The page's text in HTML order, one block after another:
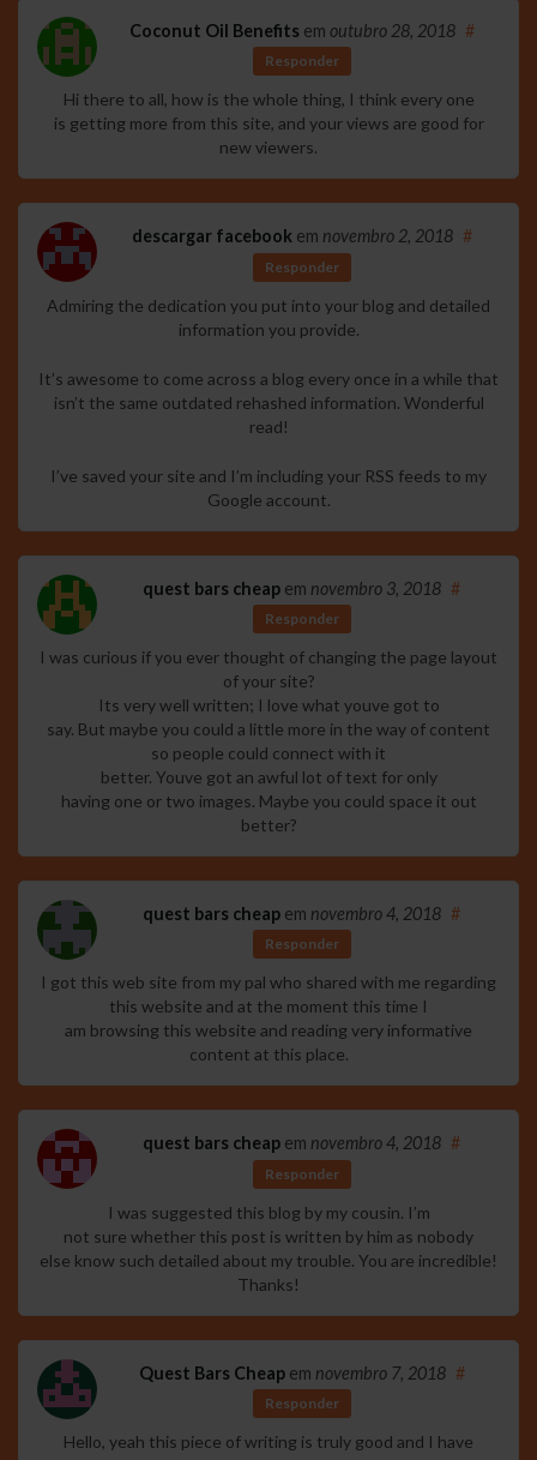
Coconut Oil Benefitsem outubro 28, 2018 #
Responder
Hi there to all, how is the whole thing, I think every one
is getting more from this site, and your views are good for
new viewers.
descargar facebook em novembro 2, 2018 #
Responder
Admiring the dedication you put into your blog and detailed
information you provide.
It’s awesome to come across a blog every once in a while that
isn’t the same outdated rehashed information. Wonderful
read!
I’ve saved your site and I’m including your RSS feeds to my
Google account.
quest bars cheap em novembro 3, 2018 #
Responder
I was curious if you ever thought of changing the page layout
of your site?
Its very well written; I love what youve got to
say. But maybe you could a little more in the way of content
so people could connect with it
better. Youve got an awful lot of text for only
having one or two images. Maybe you could space it out
better?
quest bars cheap em novembro 4, 2018 #
Responder
I got this web site from my pal who shared with me regarding
this website and at the moment this time I
am browsing this website and reading very informative
content at this place.
quest bars cheap em novembro 4, 2018 #
Responder
I was suggested this blog by my cousin. I’m
not sure whether this post is written by him as nobody
else know such detailed about my trouble. You are incredible!
Thanks!
Quest Bars Cheapem novembro 7, 2018 #
Responder
Hello, yeah this piece of writing is truly good and I have